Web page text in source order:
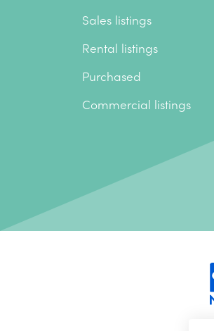
Sales listings
Rental listings
Purchased
Commercial listings